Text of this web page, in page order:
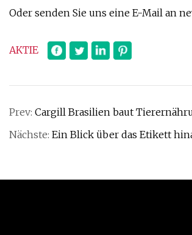
Oder senden Sie uns eine E-Mail an
AKTIE
Prev: Cargill Brasilien baut
Nächste: Ein Blick über das Etikett